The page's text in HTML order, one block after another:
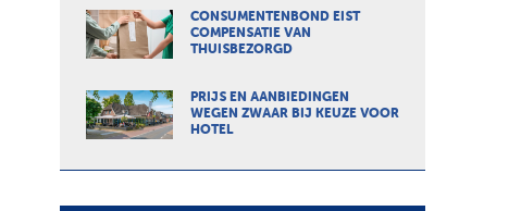
CONSUMENTENBOND EIST
COMPENSATIE VAN
THUISBEZORGD
PRIJS EN AANBIEDINGEN
WEGEN ZWAAR BIJ KEUZE VOOR
HOTEL